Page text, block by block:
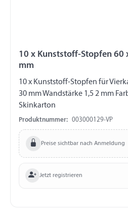
10 x Kunststoff-Stopfen 60
mm
10 x Kunststoff-Stopfen für Vierkantrohr Außenmaß 60 x
30 mm Wandstärke 1,5 2 mm Farbe schwarz verpackt auf
Skinkarton
Produktnummer: 003000129-VP
Preise sichtbar nach Anmeldung
Jetzt registrieren